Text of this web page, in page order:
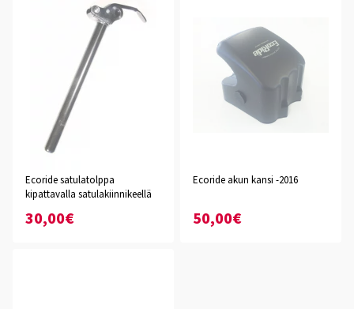
Ecoride satulatolppa
kipattavalla satulakiinnikeellä
30,00€
Ecoride akun kansi -2016
50,00€